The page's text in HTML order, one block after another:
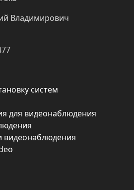
Владимирович
систем
для видеонаблюдения
видеонаблюдения